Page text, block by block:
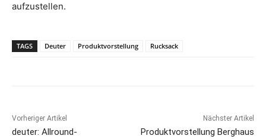
aufzustellen.
TAGS Deuter Produktvorstellung Rucksack
Vorheriger Artikel
deuter: Allround-
Nächster Artikel
Produktvorstellung Berghaus